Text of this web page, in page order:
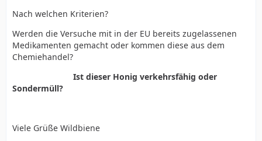
Nach welchen Kriterien?
Werden die Versuche mit in der EU bereits zugelassenen
Medikamenten gemacht oder kommen diese aus dem
Chemiehandel?
Ist dieser Honig verkehrsfähig oder
Sondermüll?
Viele Grüße Wildbiene